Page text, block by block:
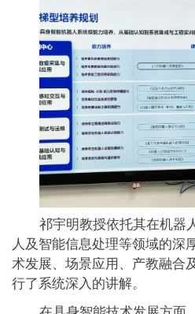
祁宇明教授依托其在机器
人及智能信息处理等领域的深
术发展、场景应用、产教融合
行了系统深入的讲解。